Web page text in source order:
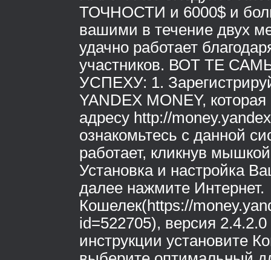
ТОЧНОСТИ и 6000$ и
вашими в течение двух
удачно работает
участников. ВОТ ТЕ
УСПЕХУ: 1.
YANDEX MONEY,
адресу http://
ознакомьтесь с данной
работает, кликнув
Установка и настройка
далее нажмите Интернет.
Кошелек(https://
id=522705), версия
инструкции установите